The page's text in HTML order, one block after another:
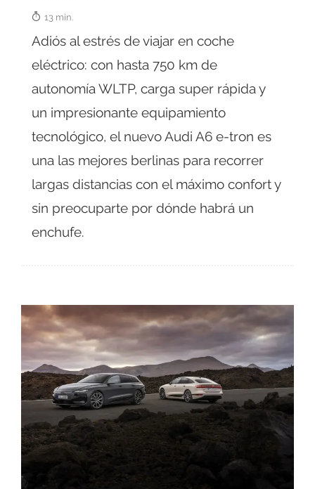
13 min.
Adiós al estrés de viajar en coche
eléctrico: con hasta 750 km de
autonomía WLTP, carga super rápida y
un impresionante equipamiento
tecnológico, el nuevo Audi A6 e-tron es
una las mejores berlinas para recorrer
largas distancias con el máximo confort y
sin preocuparte por dónde habrá un
enchufe.